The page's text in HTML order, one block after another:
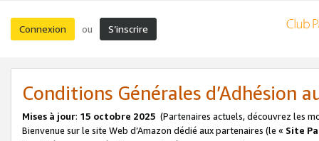
Connexion ou S’inscrire
Conditions Générales d’Adhésion
Mises à jour: 15 octobre 2025 (Partenaires actuels, découvrez les
Bienvenue sur le site Web d’Amazon dédié aux partenaires (le « Site